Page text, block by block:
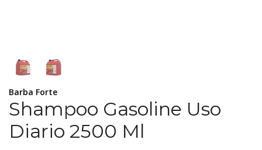
Barba Forte
Shampoo Gasoline Uso
Diario 2500 Ml